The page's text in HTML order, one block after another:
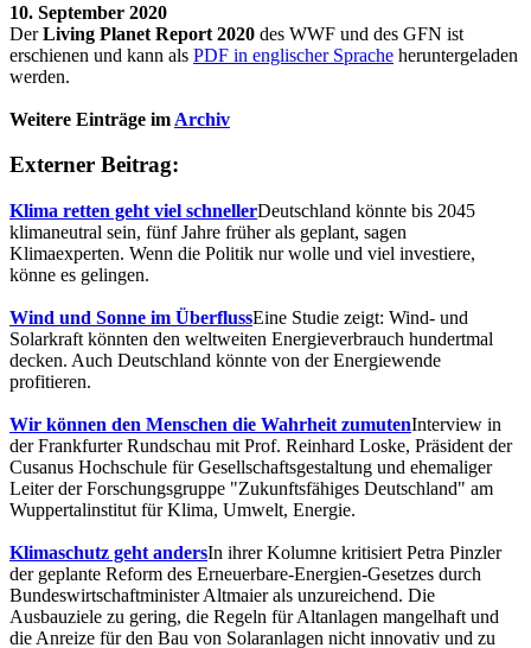
10. September 2020
DerLiving Planet Report 2020 des WWF und des GFN ist
erschienen und kann als PDF in englischer Sprache heruntergeladen
werden.
Weitere Einträge im Archiv
Externer Beitrag:
Klima retten geht viel schnellerDeutschland könnte bis 2045
klimaneutral sein, fünf Jahre früher als geplant, sagen
Klimaexperten. Wenn die Politik nur wolle und viel investiere,
könne es gelingen.
Wind und Sonne im ÜberflussEine Studie zeigt: Wind- und
Solarkraft könnten den weltweiten Energieverbrauch hundertmal
decken. Auch Deutschland könnte von der Energiewende
profitieren.
Wir können den Menschen die Wahrheit zumutenInterview in
der Frankfurter Rundschau mit Prof. Reinhard Loske, Präsident der
Cusanus Hochschule für Gesellschaftsgestaltung und ehemaliger
Leiter der Forschungsgruppe "Zukunftsfähiges Deutschland" am
Wuppertalinstitut für Klima, Umwelt, Energie.
Klimaschutz geht andersIn ihrer Kolumne kritisiert Petra Pinzler
der geplante Reform des Erneuerbare-Energien-Gesetzes durch
Bundeswirtschaftminister Altmaier als unzureichend. Die
Ausbauziele zu gering, die Regeln für Altanlagen mangelhaft und
die Anreize für den Bau von Solaranlagen nicht innovativ und zu